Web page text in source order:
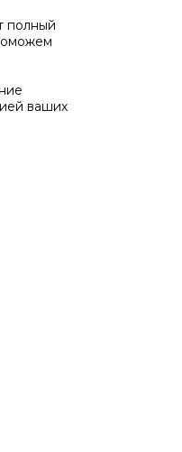
полный
ваших